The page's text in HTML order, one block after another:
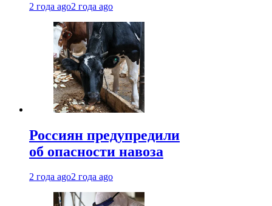
2 года ago2 года ago
Россиян предупредили
об опасности навоза
2 года ago2 года ago